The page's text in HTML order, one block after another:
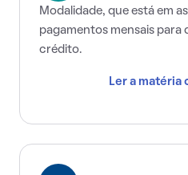
Modalidade, que está em
pagamentos mensais para
crédito.
Ler a matéria